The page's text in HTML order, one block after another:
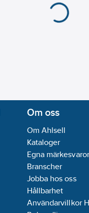
Om oss
Om Ahlsell
Kataloger
Egna märkesvaror
Branscher
Jobba hos oss
Hållbarhet
Användarvillkor